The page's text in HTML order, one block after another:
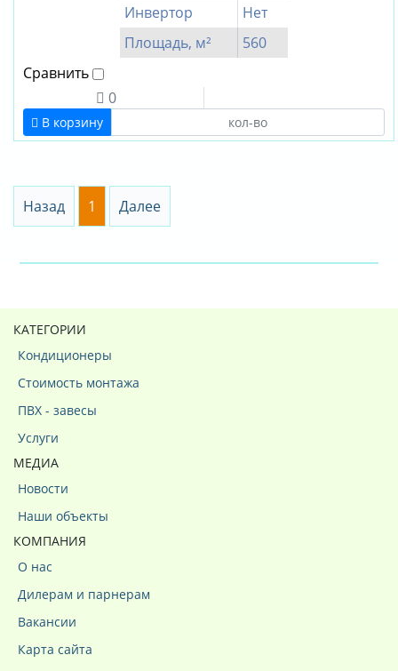
Инвертор
Нет
Площадь, м²
560
Сравнить
0
В корзину
Назад 1 Далее
КАТЕГОРИИ
Кондиционеры
Стоимость монтажа
ПВХ - завесы
Услуги
МЕДИА
Новости
Наши объекты
КОМПАНИЯ
О нас
Дилерам и парнерам
Вакансии
Карта сайта